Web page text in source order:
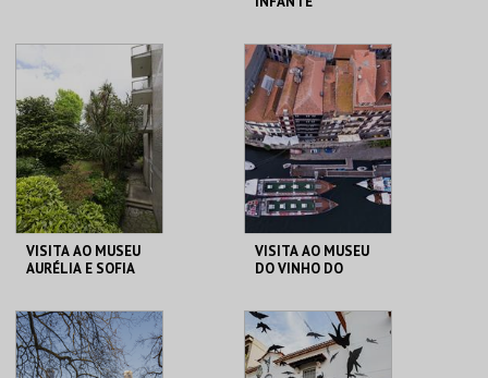
CENTRO CULTURAL
CASCAIS
MAIS INFO
COMPRAR
CASA DO INFANTE
MAIS INFO
COMPRAR
VISITA AO MUSEU
AURÉLIA E SOFIA
MUSEU AURÉLIA E
SOFIA
VISITA AO MUSEU
DO VINHO DO
MUSEU DO VINHO
DO PORTO